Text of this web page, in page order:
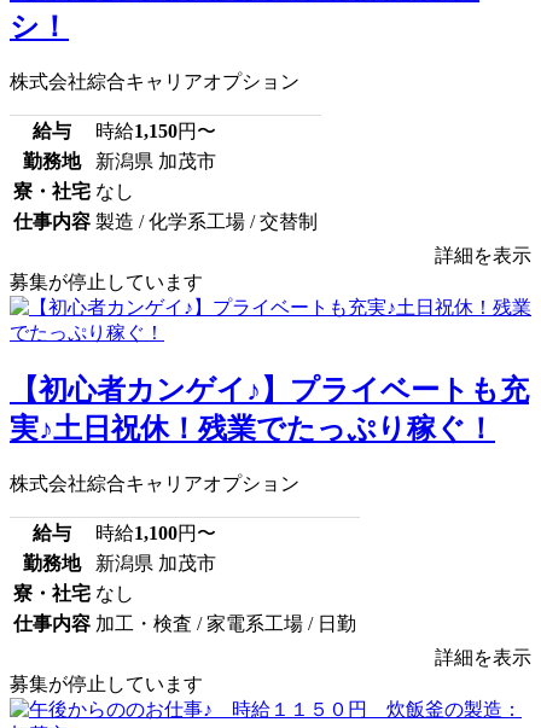
シ！
株式会社綜合キャリアオプション
給与 時給1,150円〜
勤務地
新潟県 加茂市
寮・社宅 なし
仕事内容 製造 / 化学系工場 / 交替制
詳細を表示
募集が停止しています
【初心者カンゲイ♪】プライベートも充
実♪土日祝休！残業でたっぷり稼ぐ！
株式会社綜合キャリアオプション
給与 時給1,100円〜
勤務地
新潟県 加茂市
寮・社宅 なし
仕事内容 加工・検査 / 家電系工場 / 日勤
詳細を表示
募集が停止しています